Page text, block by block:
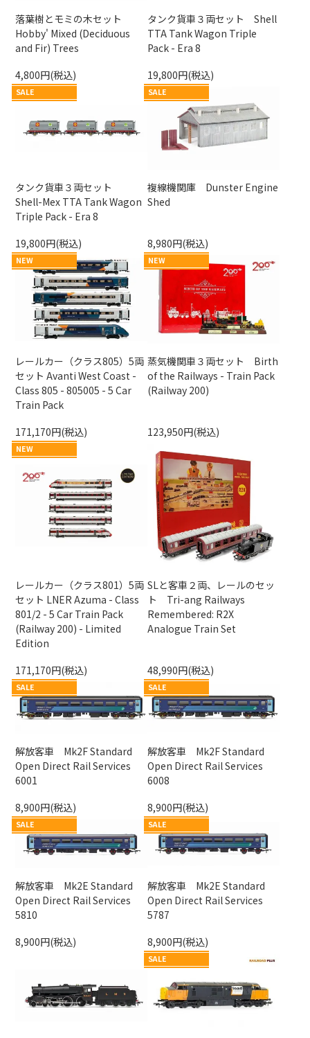
落葉樹とモミの木セット
Hobby' Mixed (Deciduous
and Fir) Trees
4,800円(税込)
タンク貨車３両セット Shell
TTA Tank Wagon Triple
Pack - Era 8
19,800円(税込)
SALE
タンク貨車３両セット
Shell-Mex TTA Tank Wagon
Triple Pack - Era 8
19,800円(税込)
SALE
複線機関庫 Dunster Engine
Shed
8,980円(税込)
NEW
レールカー（クラス805）5両
セット Avanti West Coast -
Class 805 - 805005 - 5 Car
Train Pack
171,170円(税込)
NEW
蒸気機関車３両セット Birth
of the Railways - Train Pack
(Railway 200)
123,950円(税込)
NEW
レールカー（クラス801）5両
セット LNER Azuma - Class
801/2 - 5 Car Train Pack
(Railway 200) - Limited
Edition
171,170円(税込)
SLと客車２両、レールのセッ
ト Tri-ang Railways
Remembered: R2X
Analogue Train Set
48,990円(税込)
SALE
解放客車 Mk2F Standard
Open Direct Rail Services
6001
8,900円(税込)
SALE
解放客車 Mk2F Standard
Open Direct Rail Services
6008
8,900円(税込)
SALE
解放客車 Mk2E Standard
Open Direct Rail Services
5810
8,900円(税込)
SALE
解放客車 Mk2E Standard
Open Direct Rail Services
5787
8,900円(税込)
SALE